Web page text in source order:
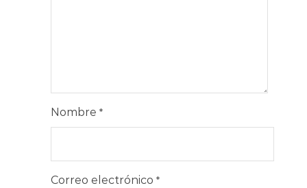
Nombre *
Correo electrónico *